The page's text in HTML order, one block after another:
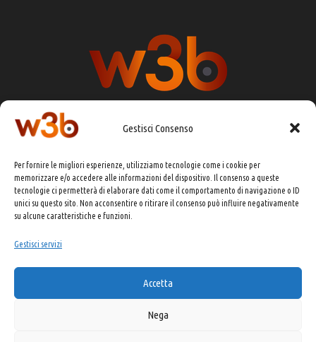
Gestisci Consenso
Per fornire le migliori esperienze, utilizziamo tecnologie come i cookie per
memorizzare e/o accedere alle informazioni del dispositivo. Il consenso a queste
tecnologie ci permetterà di elaborare dati come il comportamento di navigazione o ID
unici su questo sito. Non acconsentire o ritirare il consenso può influire negativamente
su alcune caratteristiche e funzioni.
Gestisci servizi
Accetta
Nega
DIRETTORE RESPONSABILE:
CHIARA PORTA
REDAZIONE & GRAFICA:EOIPSO.IT
EDITORE:EOIPSO.IT
CONTATTI:redazione@presskit.it
COPYRIGHT 2025 EO IPSO SRL
PRIVACY POLICY&COOKIE POLICY